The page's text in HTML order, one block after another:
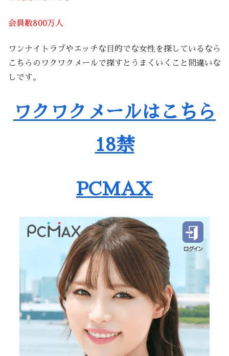
会員数800万人
ワンナイトラブやエッチな目的でな女性を探しているなら
こちらのワクワクメールで探すとうまくいくこと間違いな
しです。
ワクワクメールはこちら
18禁
PCMAX